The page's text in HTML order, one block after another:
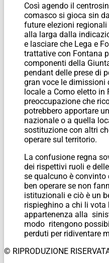
Così agendo il
comasco si gioca sin
future elezioni regionali
alla larga dalla
e lasciare che Lega e
trattative con Fontana
componenti della
pendant delle prese di
gran voce le
locale a Como eletto in
preoccupazione che
potrebbero apportare
nazionale o a quella
sostituzione con altri
operare sul territorio.
La confusione regna
dei rispettivi ruoli e
se qualcuno è
ben operare se non
istituzionali e ciò è un
rispieghino a chi li vota
appartenenza alla
modo ritengono
perduti per ridiventare
© RIPRODUZIONE